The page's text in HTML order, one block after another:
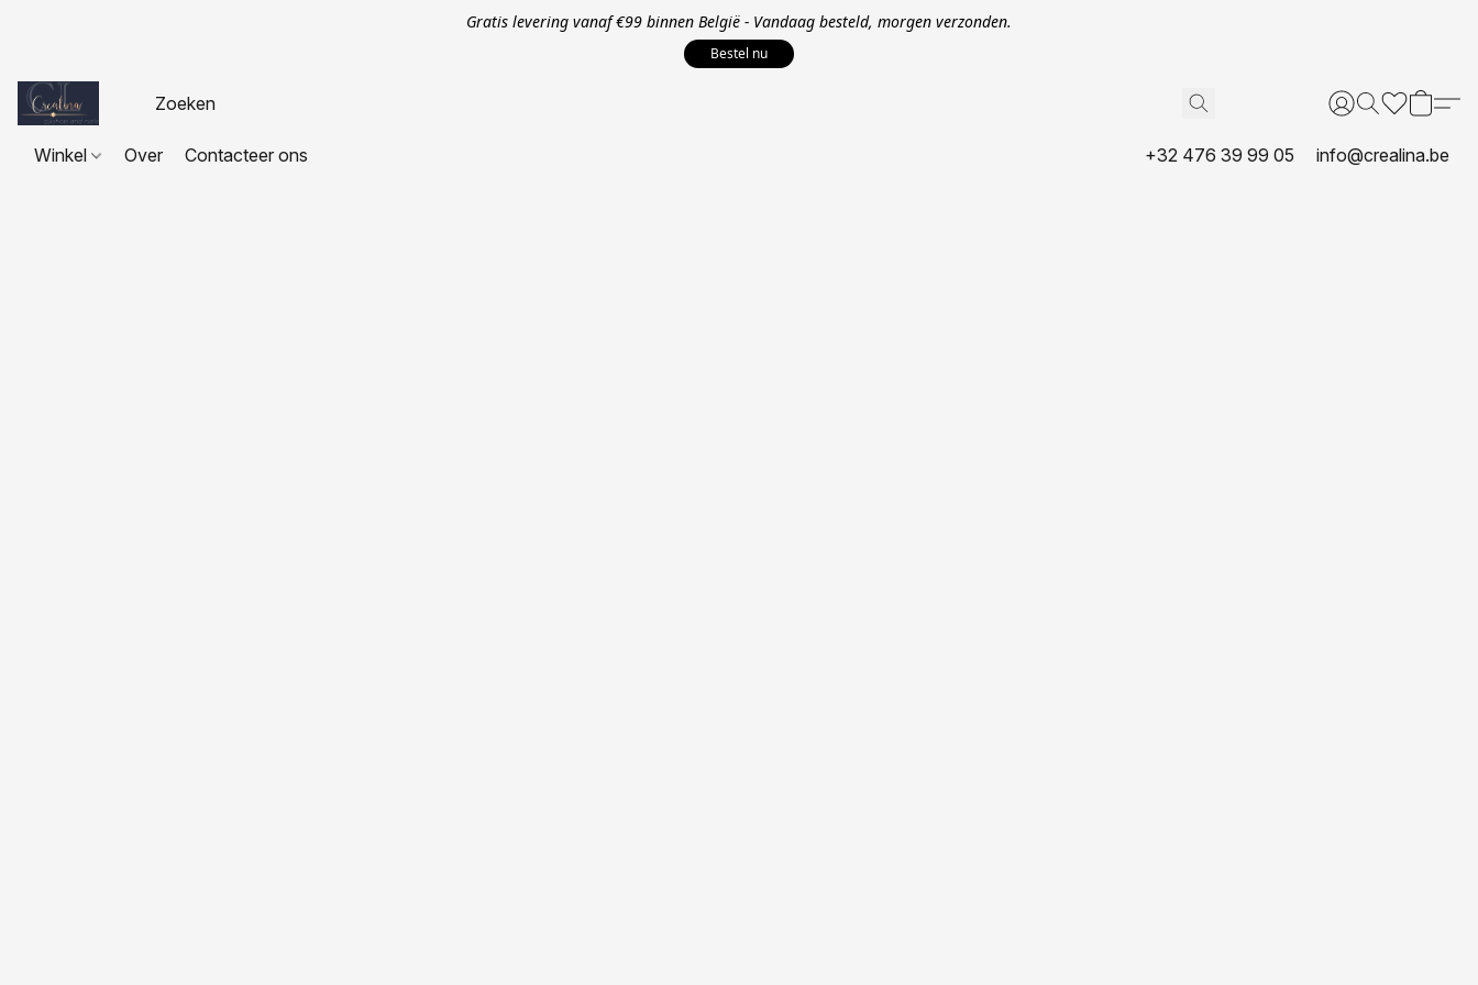
Gratis levering vanaf €99 binnen België - Vandaag besteld, morgen verzonden.
Bestel nu
Winkel Over Contacteer ons +32 476 39 99 05 info@crealina.be